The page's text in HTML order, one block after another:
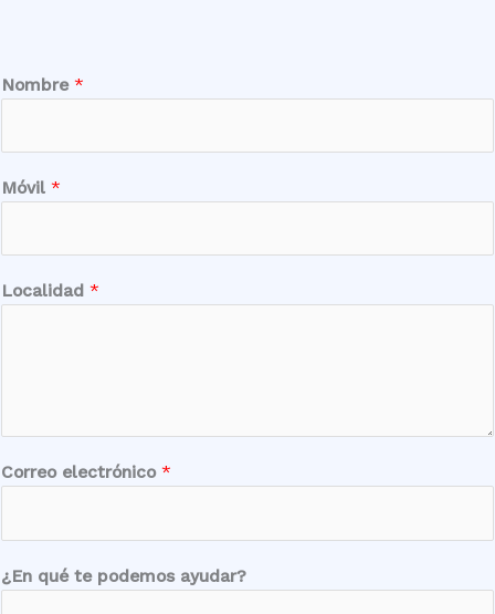
Nombre *
Móvil *
Localidad *
Correo electrónico *
*
¿En qué te podemos ayudar?